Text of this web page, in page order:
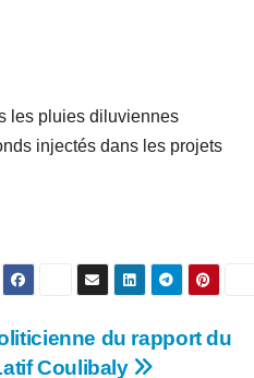
les pluies diluviennes
injectés dans les projets
du rapport du
Coulibaly